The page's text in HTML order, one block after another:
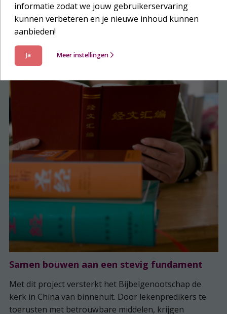
Samen bouwen aan een stevig fundament
Met dit project versterkt het Bijbelgenootschap de
kerk in China van binnenuit. Door lekenpredikers te
toerusten met betrouwbare middelen, krijgen
informatie zodat we jouw gebruikerservaring
kunnen verbeteren en je nieuwe inhoud kunnen
aanbieden!
Ja Meer instellingen